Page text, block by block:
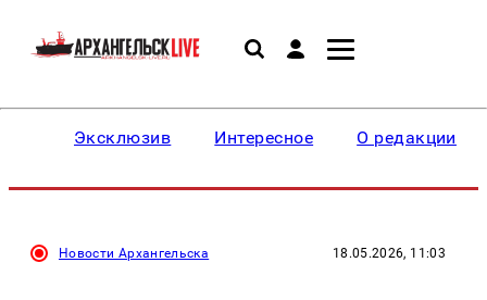
Эксклюзив Интересное О редакции
Новости Архангельска 18.05.2026, 11:03